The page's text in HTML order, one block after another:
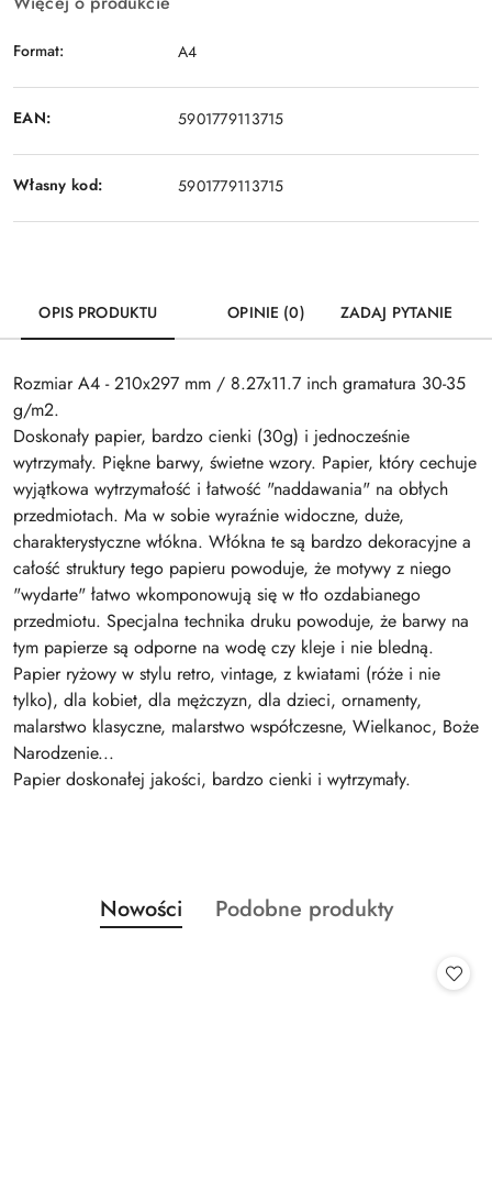
Format: A4
EAN: 5901779113715
Własny kod: 5901779113715
OPIS PRODUKTU OPINIE (0) ZADAJ PYTANIE
Rozmiar A4 - 210x297 mm / 8.27x11.7 inch gramatura 30-35
g/m2.
Doskonały papier, bardzo cienki (30g) i jednocześnie
wytrzymały. Piękne barwy, świetne wzory. Papier, który cechuje
wyjątkowa wytrzymałość i łatwość "naddawania" na obłych
przedmiotach. Ma w sobie wyraźnie widoczne, duże,
charakterystyczne włókna. Włókna te są bardzo dekoracyjne a
całość struktury tego papieru powoduje, że motywy z niego
"wydarte" łatwo wkomponowują się w tło ozdabianego
przedmiotu. Specjalna technika druku powoduje, że barwy na
tym papierze są odporne na wodę czy kleje i nie bledną.
Papier ryżowy w stylu retro, vintage, z kwiatami (róże i nie
tylko), dla kobiet, dla mężczyzn, dla dzieci, ornamenty,
malarstwo klasyczne, malarstwo współczesne, Wielkanoc, Boże
Narodzenie...
Papier doskonałej jakości, bardzo cienki i wytrzymały.
Pomiń karuzelę produktów
Produkty
o
Nowości
Produkty
Podobne produkty